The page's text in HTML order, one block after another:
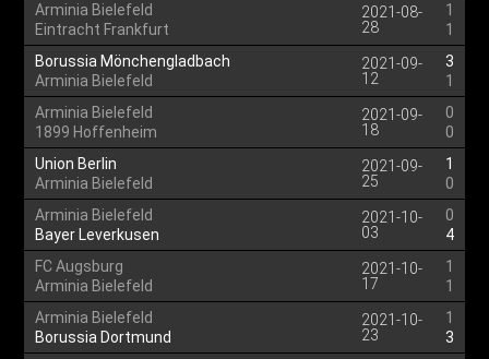
Arminia Bielefeld
Eintracht Frankfurt
2021-08-
28
1
1
Borussia Mönchengladbach
Arminia Bielefeld
2021-09-
12
3
1
Arminia Bielefeld
1899 Hoffenheim
2021-09-
18
0
0
Union Berlin
Arminia Bielefeld
2021-09-
25
1
0
Arminia Bielefeld
Bayer Leverkusen
2021-10-
03
0
4
FC Augsburg
Arminia Bielefeld
2021-10-
17
1
1
Arminia Bielefeld
Borussia Dortmund
2021-10-
23
1
3